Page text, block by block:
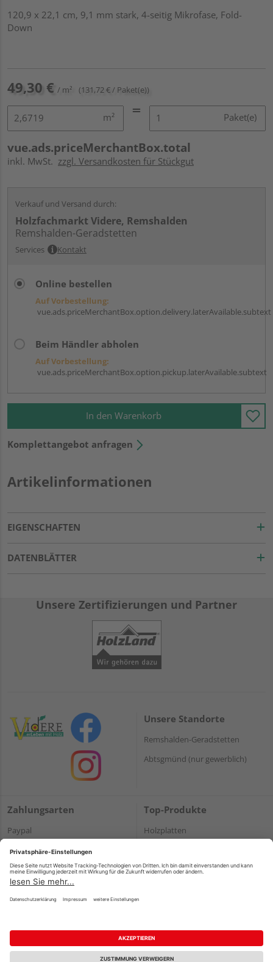
120,9 x 22,1 cm, 9,1 mm stark, 4-seitig Mikrofase, Fold-
Down
49,30 € / m² (131,72 € / Paket(e))
m² Paket(e)
vue.ads.priceMerchantBox.total
inkl. MwSt. zzgl. Versandkosten für Stückgut
Verkauf und Versand durch:
Holzfachmarkt Videre, Remshalden
Remshalden-Geradstetten
Services Kontakt
Online bestellen
Auf Vorbestellung:
vue.ads.priceMerchantBox.option.delivery.laterAvailable.subtext
Beim Händler abholen
Auf Vorbestellung:
vue.ads.priceMerchantBox.option.pickup.laterAvailable.subtext
In den Warenkorb
Komplettangebot anfragen
Artikelinformationen
EIGENSCHAFTEN
DATENBLÄTTER
Unsere Zertifizierungen und Partner
Unsere Standorte
Remshalden-Geradstetten
Abtsgmünd (nur gewerblich)
Zahlungsarten
Paypal
Onlineüberweisung
Kreditkarte
Rechnung*
Top-Produkte
Holzplatten
Terrassendielen
Datenschutz AGB Barrierefreiheitserklärung